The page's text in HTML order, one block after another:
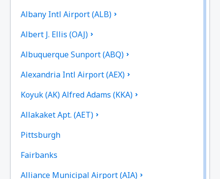
Albany Intl Airport (ALB)
Albert J. Ellis (OAJ)
Albuquerque Sunport (ABQ)
Alexandria Intl Airport (AEX)
Koyuk (AK) Alfred Adams (KKA)
Allakaket Apt. (AET)
Pittsburgh
Fairbanks
Alliance Municipal Airport (AIA)